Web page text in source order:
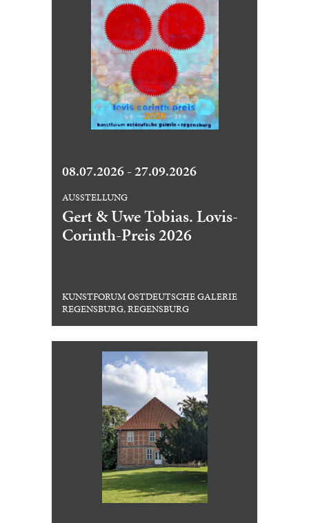
08.07.2026 - 27.09.2026
AUSSTELLUNG
Gert & Uwe Tobias. Lovis-
Corinth-Preis 2026
KUNSTFORUM OSTDEUTSCHE GALERIE
REGENSBURG, REGENSBURG